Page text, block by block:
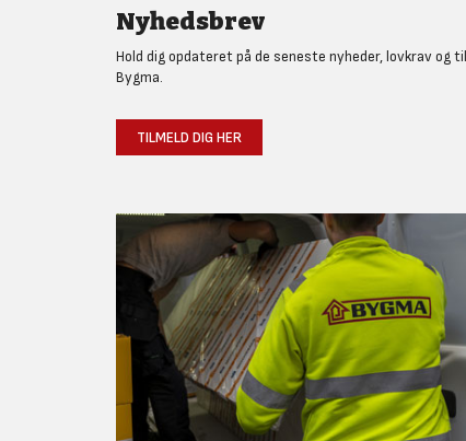
Nyhedsbrev
Hold dig opdateret på de seneste nyheder, lovkrav og
Bygma.
TILMELD DIG HER